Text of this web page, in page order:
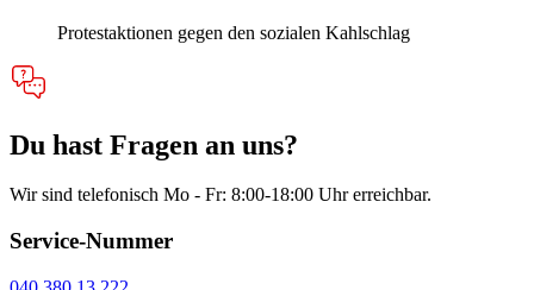
Protestaktionen gegen den sozialen Kahlschlag
Du hast Fragen an uns?
Wir sind telefonisch Mo - Fr: 8:00-18:00 Uhr erreichbar.
Service-Nummer